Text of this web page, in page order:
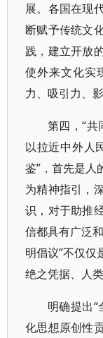
展。各国在现
断赋予传统文
践，建立开放
使外来文化实
力、吸引力、影
第四，“共
以拉近中外人
鉴”，首先是人
为精神指引，
识，对于助推
信都具有广泛
明倡议”不仅仅
绝之凭据、人
明确提出
化思想原创性